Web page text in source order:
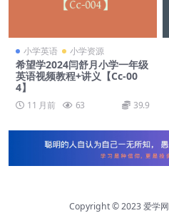
小学英语 小学资源
希望学2024闫舒月小学一年级
英语视频教程+讲义【Cc-00
4】
11 月前 63 39.9
Copyright © 2023爱学网